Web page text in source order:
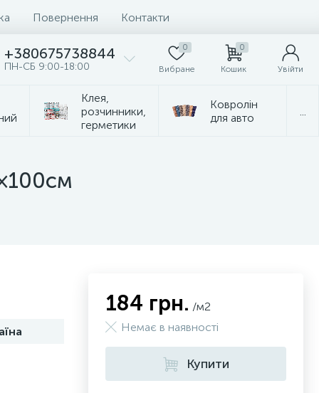
Повернення Контакти
+380675738844
ПН-СБ 9:00-18:00
0
Вибране
0
Кошик Увійти
Клея,
розчинники,
герметики
Ковролін
для авто
184 грн. /м2
Немає в наявності
Купити